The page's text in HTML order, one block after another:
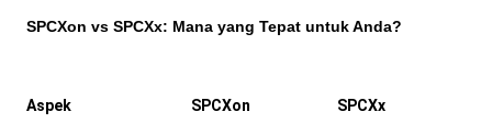
SPCXon vs SPCXx: Mana yang Tepat untuk Anda?
Aspek SPCXon SPCXx